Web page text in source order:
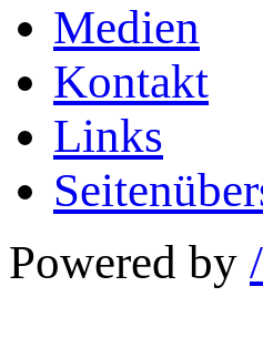
Medien
Kontakt
Links
Powered by